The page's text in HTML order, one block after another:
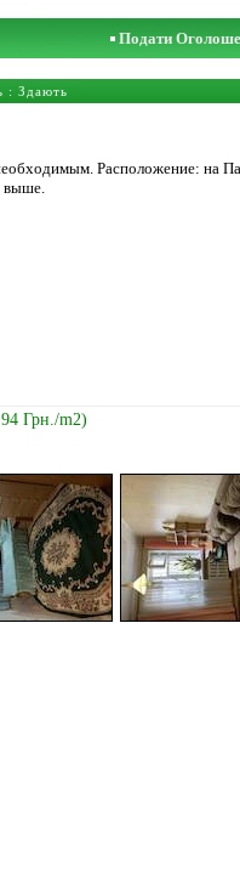
Подати
: Здають
Расположение: на
выше.
Грн./m2)